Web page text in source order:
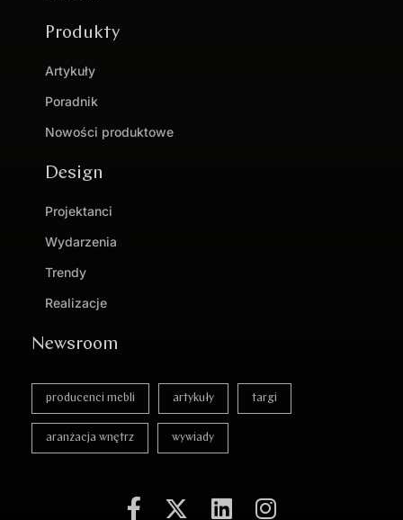
Produkty
Artykuły
Poradnik
Nowości produktowe
Design
Projektanci
Wydarzenia
Trendy
Realizacje
Newsroom
producenci mebli artykuły targi
aranżacja wnętrz wywiady